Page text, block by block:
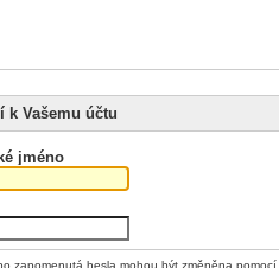
k Vašemu účtu
jméno
zapomenutá hesla mohou být změněna pomocí